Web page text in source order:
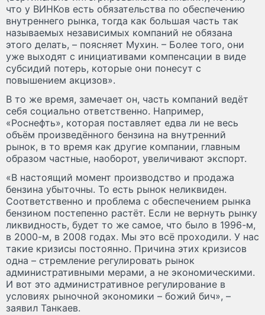
что у ВИНКов есть обязательства по обеспечению
внутреннего рынка, тогда как большая часть так
называемых независимых компаний не обязана
этого делать, – поясняет Мухин. – Более того, они
уже выходят с инициативами компенсации в виде
субсидий потерь, которые они понесут с
повышением акцизов».
В то же время, замечает он, часть компаний ведёт
себя социально ответственно. Например,
«Роснефть», которая поставляет едва ли не весь
объём произведённого бензина на внутренний
рынок, в то время как другие компании, главным
образом частные, наоборот, увеличивают экспорт.
«В настоящий момент производство и продажа
бензина убыточны. То есть рынок неликвиден.
Соответственно и проблема с обеспечением рынка
бензином постепенно растёт. Если не вернуть рынку
ликвидность, будет то же самое, что было в 1996-м,
в 2000-м, в 2008 годах. Мы это всё проходили. У нас
такие кризисы постоянно. Причина этих кризисов
одна – стремление регулировать рынок
административными мерами, а не экономическими.
И вот это административное регулирование в
условиях рыночной экономики – божий бич», –
заявил Танкаев.